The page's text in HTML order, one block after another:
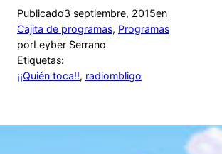
Publicado3 septiembre, 2015en
Cajita de programas, Programas
porLeyber Serrano
Etiquetas:
¡¡Quién toca!!, radiombligo